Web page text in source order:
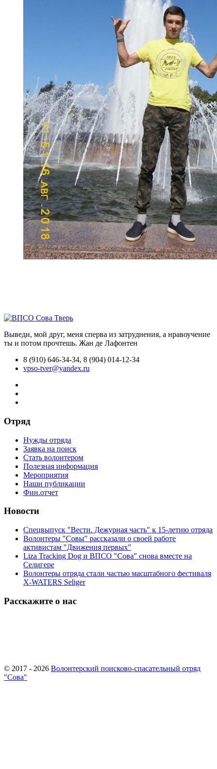
Выведи, мой друг, меня сперва из затруднения, а нравоучение
ты и потом прочтешь. Жан де Лафонтен
8 (910) 646-34-34, 8 (904) 014-12-34
vpso-tver@yandex.ru
Отряд
Нужды отряда
Заявка на поиск
Стать волонтером
Полезная информация
Мероприятия
Наши публикации
Фин.отчет
Новости
Спецвыпуск "Вести. Дежурная часть" к 15-летию отряда
Волонтеры "Совы" рассказали о своей работе
активистам "Движения первых"
Liza Tracking Dog и ВПСО "Сова" снова вместе на
Селигере
Волонтеры отряда стали частью масштабного фестиваля
X-WATERS Seliger
Расскажите о нас
© 2017 - 2026 Волонтерский поисково-спасательный отряд
"Сова"